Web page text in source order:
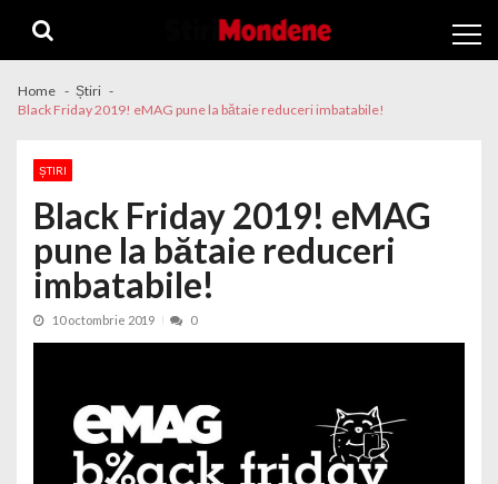
Home
Știri
Black Friday 2019! eMAG pune la bătaie reduceri imbatabile!
ȘTIRI
Black Friday 2019! eMAG
pune la bătaie reduceri
imbatabile!
10 octombrie 2019 0